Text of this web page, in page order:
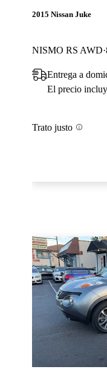
2015 Nissan Juke
NISMO RS AWD
Entrega a
El precio
Trato justo